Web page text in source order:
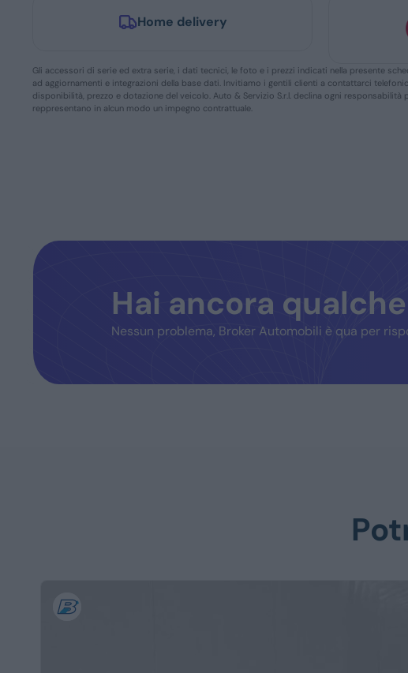
Home delivery
Gli accessori di serie ed extra serie, i dati tecnici, le foto e i prezzi indicati nella presente
ad aggiornamenti e integrazioni della base dati. Invitiamo i gentili clienti a contattarci
disponibilità, prezzo e dotazione del veicolo. Auto & Servizio S.r.l. declina ogni responsabilità
reppresentano in alcun modo un impegno contrattuale.
Hai ancora
Nessun problema, Broker Automobili è qua per